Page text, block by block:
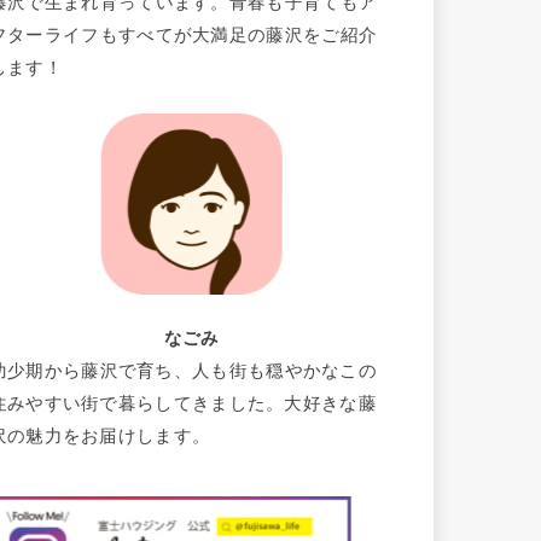
ターライフもすべてが大満足の藤沢をご紹介
ます！
なごみ
少期から藤沢で育ち、人も街も穏やかなこの
みやすい街で暮らしてきました。大好きな藤
の魅力をお届けします。